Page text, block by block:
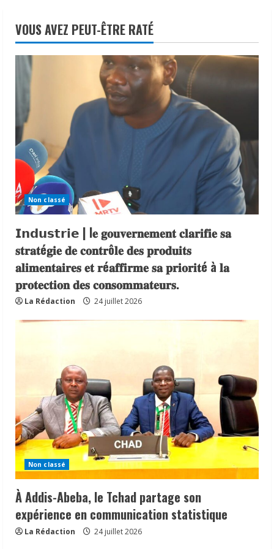
VOUS AVEZ PEUT-ÊTRE RATÉ
Non classé
𝗜𝗻𝗱𝘂𝘀𝘁𝗿𝗶𝗲 | l𝐞 𝐠𝐨𝐮𝐯𝐞𝐫𝐧𝐞𝐦𝐞𝐧𝐭 𝐜𝐥𝐚𝐫𝐢𝐟𝐢𝐞 𝐬𝐚
𝐬𝐭𝐫𝐚𝐭é𝐠𝐢𝐞 𝐝𝐞 𝐜𝐨𝐧𝐭𝐫ô𝐥𝐞 𝐝𝐞𝐬 𝐩𝐫𝐨𝐝𝐮𝐢𝐭𝐬
𝐚𝐥𝐢𝐦𝐞𝐧𝐭𝐚𝐢𝐫𝐞𝐬 𝐞𝐭 𝐫é𝐚𝐟𝐟𝐢𝐫𝐦𝐞 𝐬𝐚 𝐩𝐫𝐢𝐨𝐫𝐢𝐭é à 𝐥𝐚
𝐩𝐫𝐨𝐭𝐞𝐜𝐭𝐢𝐨𝐧 𝐝𝐞𝐬 𝐜𝐨𝐧𝐬𝐨𝐦𝐦𝐚𝐭𝐞𝐮𝐫𝐬.
La Rédaction 24 juillet 2026
Non classé
À Addis-Abeba, le Tchad partage son
expérience en communication statistique
La Rédaction 24 juillet 2026